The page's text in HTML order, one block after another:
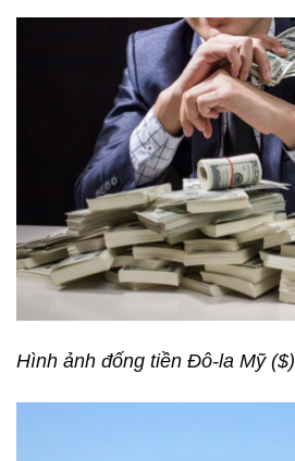
Hình ảnh đống tiền Đô-la Mỹ ($)